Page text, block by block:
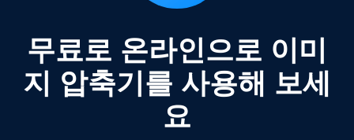
무료로 온라인으로 이미
지 압축기를 사용해 보세
요